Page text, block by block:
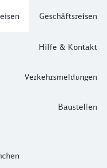
Geschäftsreisen
Hilfe & Kontakt
Verkehrsmeldungen
Baustellen